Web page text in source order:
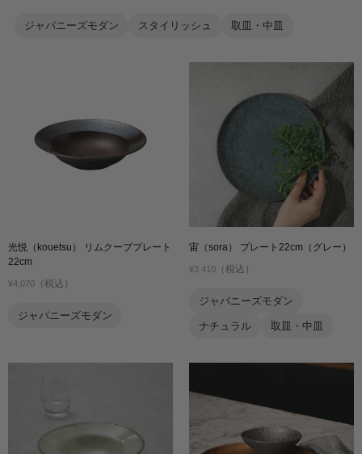
ジャパニーズモダン スタイリッシュ 取皿・中皿
光悦（kouetsu） リムクーププレート
22cm
¥4,070 （税込）
ジャパニーズモダン
宙（sora） プレート22cm（グレー）
¥3,410 （税込）
ジャパニーズモダン
ナチュラル 取皿・中皿